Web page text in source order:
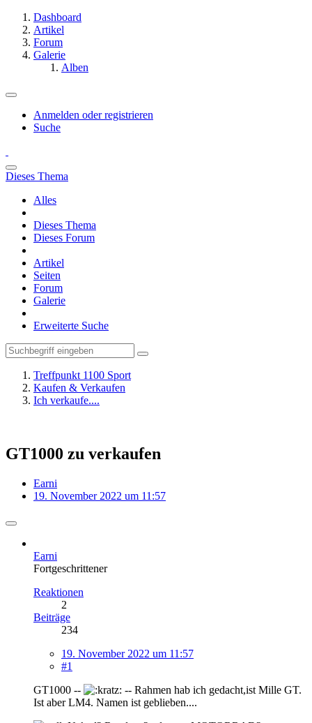
Dashboard
Artikel
Forum
Galerie
Alben
Anmelden oder registrieren
Suche
Dieses Thema
Alles
Dieses Thema
Dieses Forum
Artikel
Seiten
Forum
Galerie
Erweiterte Suche
Treffpunkt 1100 Sport
Kaufen & Verkaufen
Ich verkaufe....
GT1000 zu verkaufen
Earni
19. November 2022 um 11:57
Earni
Fortgeschrittener
Reaktionen
2
Beiträge
234
19. November 2022 um 11:57
#1
GT1000 --
-- Rahmen hab ich gedacht,ist Mille GT.
Ist aber LM4. Namen ist geblieben....